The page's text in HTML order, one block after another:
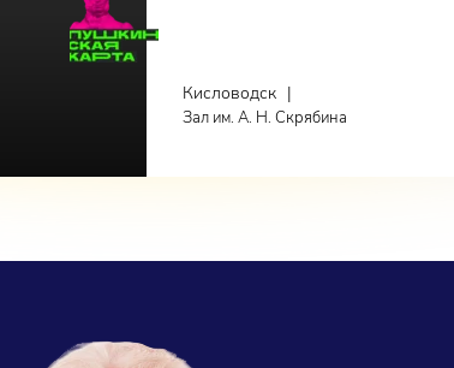
Кисловодск |
Зал им. А. Н. Скрябина